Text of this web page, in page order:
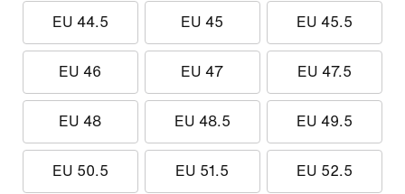
EU 44.5 EU 45 EU 45.5
EU 46 EU 47 EU 47.5
EU 48 EU 48.5 EU 49.5
EU 50.5 EU 51.5 EU 52.5